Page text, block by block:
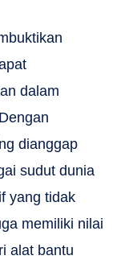
dalam
dianggap
sudut dunia
yang tidak
memiliki nilai
alat bantu